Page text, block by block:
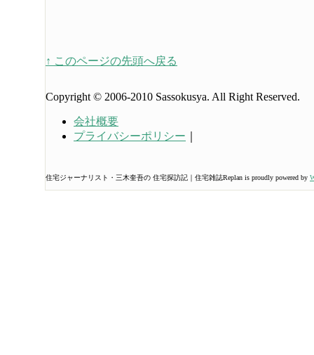
↑ このページの先頭へ戻る
Copyright © 2006-2010 Sassokusya. All Right Reserved.
会社概要
プライバシーポリシー
住宅ジャーナリスト・三木奎吾の 住宅探訪記｜住宅雑誌Replan is proudly powered by